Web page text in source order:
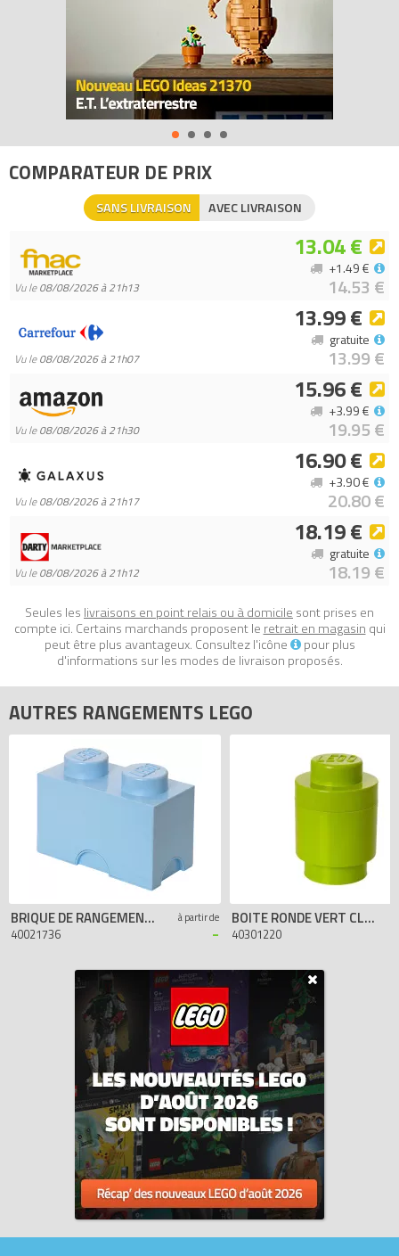
LEGO Rangements 40301730 Boite ronde rouge
sur Avenue de la brique, comparateur de prix 100% LEGO.
Codes EAN du LEGO Rangements 40301730 : 5706773403004,
5711938000011, 3000000179994.
COMPARATEUR DE PRIX
SANS LIVRAISON AVEC LIVRAISON
Vu le08/08/2026 à 21h13
13.04 €
14.53 €
+1.49 €
Vu le08/08/2026 à 21h07
13.99 €
13.99 €
gratuite
Vu le08/08/2026 à 21h30
15.96 €
19.95 €
+3.99 €
Vu le08/08/2026 à 21h17
16.90 €
20.80 €
+3.90 €
Vu le08/08/2026 à 21h12
18.19 €
18.19 €
gratuite
Seules les livraisons en point relais ou à domicile sont prises en
compte ici. Certains marchands proposent le retrait en magasin qui
peut être plus avantageux. Consultez l'icône
pour plus
d'informations sur les modes de livraison proposés.
AUTRES RANGEMENTS LEGO
BRIQUE DE RANGEMENT BLEUE CLAIRE 2 PLOTS
40021736
à partir de
-
BOITE RONDE VERT CLAIR 1 PLOT
40301220